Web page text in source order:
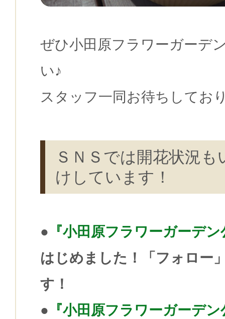
ぜひ小田原フラワーガーデ
い♪
スタッフ一同お待ちしてお
ＳＮＳでは開花状況も
けしています！
● 『小田原フラワーガーデ
はじめました！「フォロー
す！
● 『小田原フラワーガーデ